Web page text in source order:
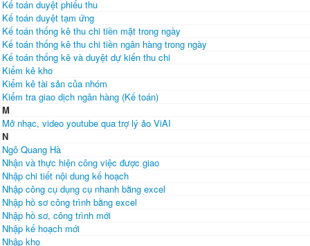
Kế toán duyệt phiếu thu
Kế toán duyệt tạm ứng
Kế toán thống kê thu chi tiền mặt trong ngày
Kế toán thống kê thu chi tiền ngân hàng trong ngày
Kế toán thống kê và duyệt dự kiến thu chi
Kiểm kê kho
Kiểm kê tài sản của nhóm
Kiểm tra giao dịch ngân hàng (Kế toán)
M
Mở nhạc, video youtube qua trợ lý ảo ViAI
N
Ngô Quang Hà
Nhận và thực hiện công việc được giao
Nhập chi tiết nội dung kế hoạch
Nhập công cụ dụng cụ nhanh bằng excel
Nhập hồ sơ công trình bằng excel
Nhập hồ sơ, công trình mới
Nhập kế hoạch mới
Nhập kho